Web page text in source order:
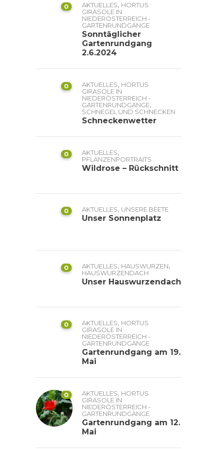
0 AKTUELLES, HORTUS
GIRASOLE IN
NIEDERÖSTERREICH -
GARTENRUNDGÄNGE
Sonntäglicher
Gartenrundgang
2.6.2024
0 AKTUELLES, HORTUS
GIRASOLE IN
NIEDERÖSTERREICH -
GARTENRUNDGÄNGE,
SCHNEGEL UND SCHNECKEN
Schneckenwetter
0 AKTUELLES,
PFLANZENPORTRAITS
Wildrose – Rückschnitt
0 AKTUELLES, UNSERE BEETE
Unser Sonnenplatz
0 AKTUELLES, HAUSWURZEN,
HAUSWURZENDACH
Unser Hauswurzendach
0 AKTUELLES, HORTUS
GIRASOLE IN
NIEDERÖSTERREICH -
GARTENRUNDGÄNGE
Gartenrundgang am 19.
Mai
0 AKTUELLES, HORTUS
GIRASOLE IN
NIEDERÖSTERREICH -
GARTENRUNDGÄNGE
Gartenrundgang am 12.
Mai